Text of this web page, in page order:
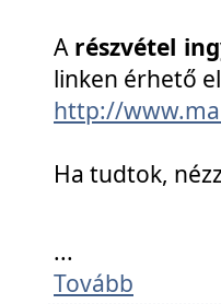
A részvétel
linken érhető
http://
Ha tudtok,
...
Tovább